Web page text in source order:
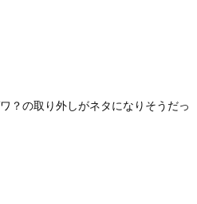
？の取り外しがネタになりそうだっ